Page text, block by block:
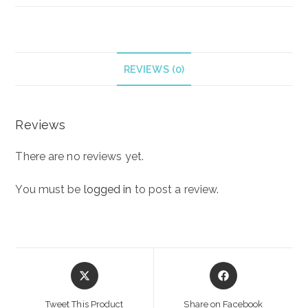
REVIEWS (0)
Reviews
There are no reviews yet.
You must be logged in to post a review.
Opens
in
Tweet This Product
Opens
in
Share on Facebook